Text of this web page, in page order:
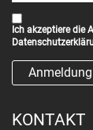
Ich akzeptiere die
KONTAKT